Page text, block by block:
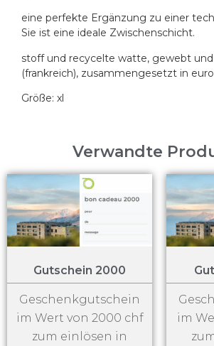
eine perfekte Ergänzung zu einer
Sie ist eine ideale Zwischenschicht.
stoff und recycelte watte, gewebt
(frankreich), zusammengesetzt in
Größe: xl
Verwandte
Gutschein 2000
Geschenkgutschein
im Wert von 2000 chf
zum einlösen in
im